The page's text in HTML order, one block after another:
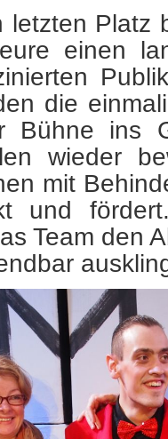
Platz
einen
die
Bühne ins
wieder
mit
und
Team den